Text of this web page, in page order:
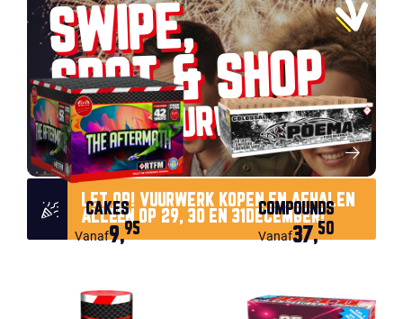
SWIPE,
SPOT & SHOP
JOUW VUURWERK
LET OP! VUURWERK KOPEN EN AFHALEN
ALLÉÉN OP 29, 30 EN 31DECEMBER!
CAKES
Vanaf9,95
COMPOUNDS
Vanaf37,50